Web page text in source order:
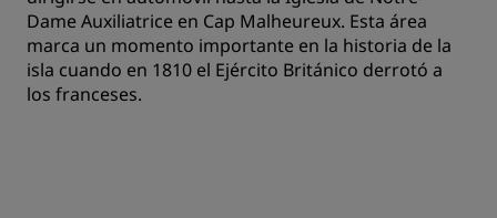
Dame Auxiliatrice en Cap Malheureux. Esta área
marca un momento importante en la historia de la
isla cuando en 1810 el Ejército Británico derrotó a
los franceses.